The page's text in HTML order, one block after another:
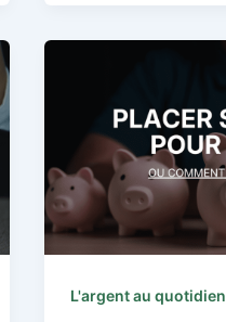
L'argent au quotidien